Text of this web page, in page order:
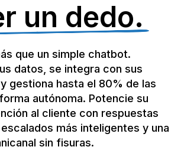
un dedo.
que un simple chatbot.
datos, se integra con sus
gestiona hasta el 80% de las
autónoma. Potencie su
al cliente con respuestas
más inteligentes y una
sin fisuras.